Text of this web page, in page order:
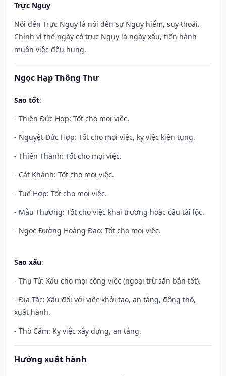
Trực Nguy
Nói đến Trực Nguy là nói đến sự Nguy hiểm, suy thoái.
Chính vì thế ngày có trực Nguy là ngày xấu, tiến hành
muôn việc đều hung.
Ngọc Hạp Thông Thư
Sao tốt:
- Thiên Đức Hợp: Tốt cho mọi việc.
- Nguyệt Đức Hợp: Tốt cho mọi việc, kỵ việc kiện tụng.
- Thiên Thành: Tốt cho mọi việc.
- Cát Khánh: Tốt cho mọi việc.
- Tuế Hợp: Tốt cho mọi việc.
- Mẫu Thương: Tốt cho việc khai trương hoặc cầu tài lộc.
- Ngọc Đường Hoàng Đạo: Tốt cho mọi việc.
Sao xấu:
- Thụ Tử: Xấu cho mọi công việc (ngoại trừ săn bắn tốt).
- Địa Tặc: Xấu đối với việc khởi tạo, an táng, động thổ,
xuất hành.
- Thổ Cẩm: Kỵ việc xây dựng, an táng.
Hướng xuất hành